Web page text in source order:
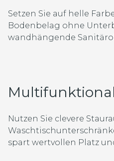
Setzen Sie auf helle
Bodenbelag ohne
wandhängende
Nutzen Sie clevere
spart wertvollen Platz